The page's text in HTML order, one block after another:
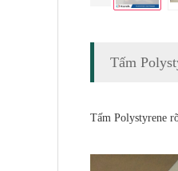
Tấm
Tấm Polystyrene